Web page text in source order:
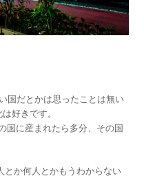
国だとかは思ったことは無い
好きです。
国に産まれたら多分、その国
とか何人とかもうわからない